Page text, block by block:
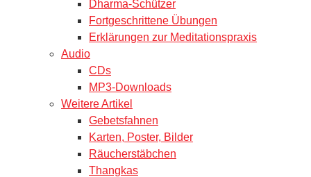
Dharma-Schützer
Fortgeschrittene Übungen
Erklärungen zur Meditationspraxis
Audio
CDs
MP3-Downloads
Weitere Artikel
Gebetsfahnen
Karten, Poster, Bilder
Räucherstäbchen
Thangkas